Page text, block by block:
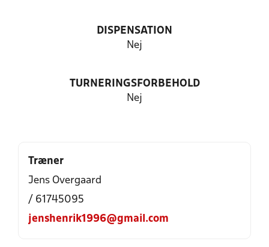
DISPENSATION
Nej
TURNERINGSFORBEHOLD
Nej
Træner
Jens Overgaard
/ 61745095
jenshenrik1996@gmail.com